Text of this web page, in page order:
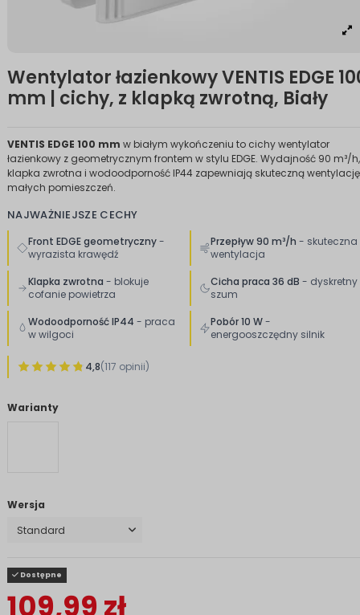
Wentylator łazienkowy VENTIS EDGE
mm | cichy, z klapką zwrotną, Biały
VENTIS EDGE 100 mm w białym wykończeniu to cichy wentylator
łazienkowy z geometrycznym frontem w stylu EDGE. Wydajność 90 m³/h,
klapka zwrotna i wodoodporność IP44 zapewniają skuteczną wentylację
małych pomieszczeń.
NAJWAŻNIEJSZE CECHY
Front EDGE geometryczny-
wyrazista krawędź
Przepływ 90 m³/h - skuteczna
wentylacja
Klapka zwrotna - blokuje
cofanie powietrza
Cicha praca 36 dB - dyskretny
szum
Wodoodporność IP44 - praca
w wilgoci
Pobór 10 W-
energooszczędny silnik
4,8(117 opinii)
Warianty
Wersja
Dostępne
109,99 zł